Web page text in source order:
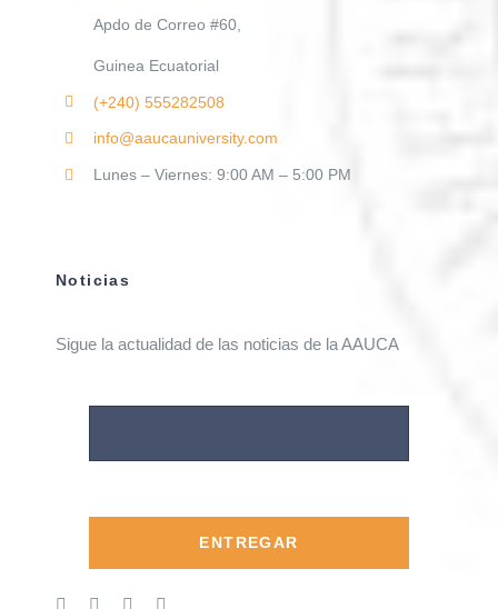
Apdo de Correo #60,
Guinea Ecuatorial
(+240) 555282508
info@aaucauniversity.com
Lunes – Viernes: 9:00 AM – 5:00 PM
Noticias
Sigue la actualidad de las noticias de la AAUCA
ENTREGAR